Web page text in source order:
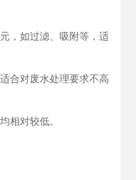
，如过滤、吸附等，适
合对废水处理要求不高
相对较低。